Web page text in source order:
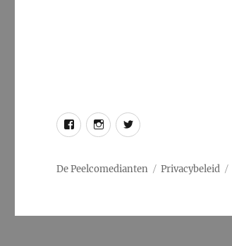
FacebookInstagram
Twitter
De Peelcomedianten Privacybeleid